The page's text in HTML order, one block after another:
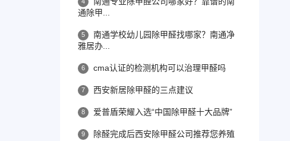
通除甲...
5
南通学校幼儿园除甲醛找哪家？南通净
雅居办...
6 cma认证的检测机构可以治理甲醛吗
7 西安新居除甲醛的三点建议
8 爱普盾荣耀入选“中国除甲醛十大品牌”
9
除醛完成后西安除甲醛公司推荐您养殖